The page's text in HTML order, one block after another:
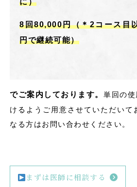
に）
8回80,000円（＊2コース
円で継続可能）
でご案内しております。 単回の
けるようご用意させていただいて
なる方はお問い合わせください。
まずは医師に相談する